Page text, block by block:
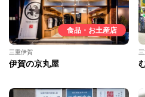
食品・お土産店
三重伊賀
伊賀の京丸屋